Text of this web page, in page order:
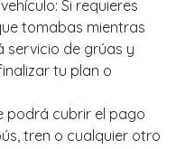
Si requieres
tomabas mientras
servicio de grúas y
tu plan o
podrá cubrir el pago
tren o cualquier otro